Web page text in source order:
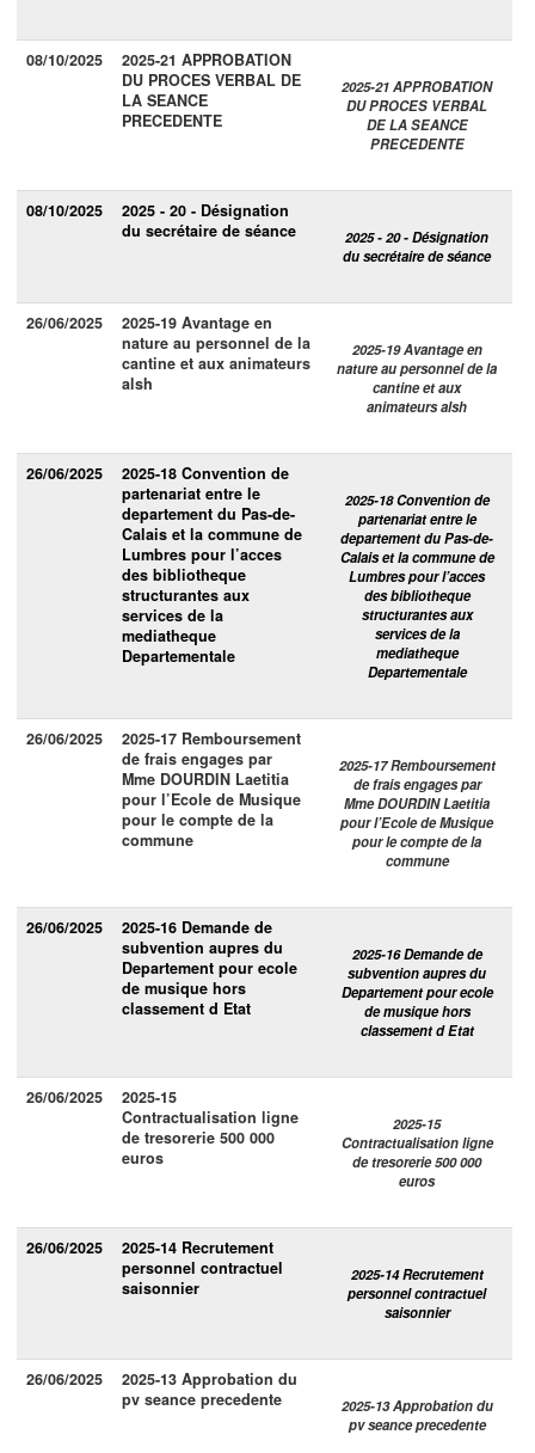
08/10/2025
2025-21 APPROBATION
DU PROCES VERBAL DE
LA SEANCE
PRECEDENTE
2025-21 APPROBATION
DU PROCES VERBAL
DE LA SEANCE
PRECEDENTE
08/10/2025
2025 - 20 - Désignation
du secrétaire de séance
2025 - 20 - Désignation
du secrétaire de séance
26/06/2025
2025-19 Avantage en
nature au personnel de la
cantine et aux animateurs
alsh
2025-19 Avantage en
nature au personnel de la
cantine et aux
animateurs alsh
26/06/2025
2025-18 Convention de
partenariat entre le
departement du Pas-de-
Calais et la commune de
Lumbres pour l’acces
des bibliotheque
structurantes aux
services de la
mediatheque
Departementale
2025-18 Convention de
partenariat entre le
departement du Pas-de-
Calais et la commune de
Lumbres pour l’acces
des bibliotheque
structurantes aux
services de la
mediatheque
Departementale
26/06/2025
2025-17 Remboursement
de frais engages par
Mme DOURDIN Laetitia
pour l’Ecole de Musique
pour le compte de la
commune
2025-17 Remboursement
de frais engages par
Mme DOURDIN Laetitia
pour l’Ecole de Musique
pour le compte de la
commune
26/06/2025
2025-16 Demande de
subvention aupres du
Departement pour ecole
de musique hors
classement d Etat
2025-16 Demande de
subvention aupres du
Departement pour ecole
de musique hors
classement d Etat
26/06/2025
2025-15
Contractualisation ligne
de tresorerie 500 000
euros
2025-15
Contractualisation ligne
de tresorerie 500 000
euros
26/06/2025
2025-14 Recrutement
personnel contractuel
saisonnier
2025-14 Recrutement
personnel contractuel
saisonnier
26/06/2025
2025-13 Approbation du
pv seance precedente
2025-13 Approbation du
pv seance precedente